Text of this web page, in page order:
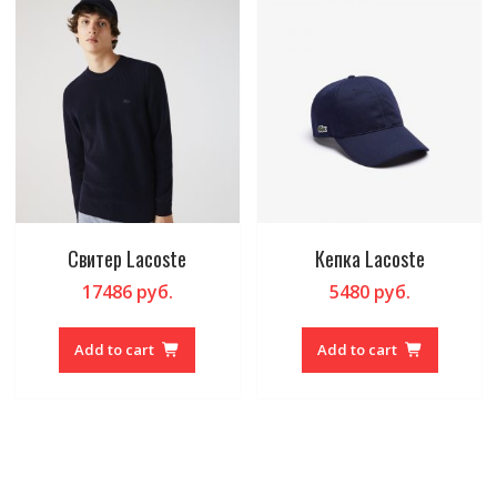
Свитер Lacoste
17486руб.
Add to cart
Кепка Lacoste
5480руб.
Add to cart